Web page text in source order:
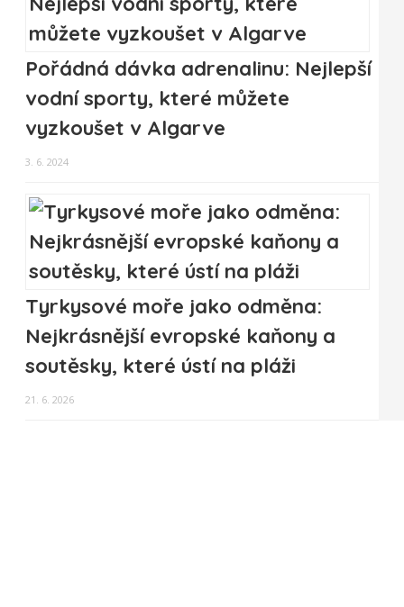
Pořádná dávka adrenalinu: Nejlepší
vodní sporty, které můžete
vyzkoušet v Algarve
3. 6. 2024
Tyrkysové moře jako odměna:
Nejkrásnější evropské kaňony a
soutěsky, které ústí na pláži
21. 6. 2026